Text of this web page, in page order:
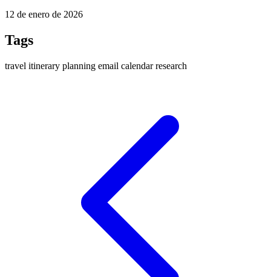
12 de enero de 2026
Tags
travel itinerary planning email calendarresearch